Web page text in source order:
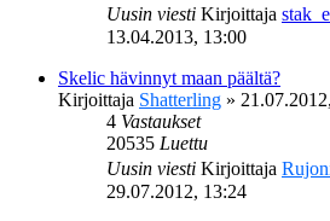
Uusin viesti Kirjoittaja
13.04.2013, 13:00
Skelic hävinnyt maan päältä?
Kirjoittaja Shatterling »
4 Vastaukset
20535 Luettu
Uusin viesti Kirjoittaja
29.07.2012, 13:24